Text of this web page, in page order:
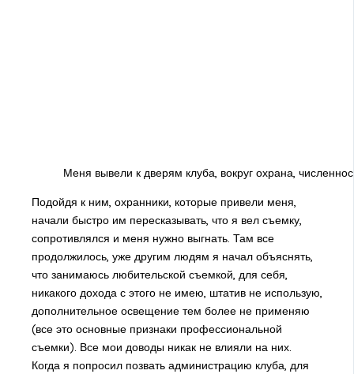
Меня вывели к дверям клуба, вокруг охрана,
Подойдя к ним, охранники, которые привели меня,
начали быстро им пересказывать, что я вел съемку,
сопротивлялся и меня нужно выгнать. Там все
продолжилось, уже другим людям я начал объяснять,
что занимаюсь любительской съемкой, для себя,
никакого дохода с этого не имею, штатив не использую,
дополнительное освещение тем более не применяю
(все это основные признаки профессиональной
съемки). Все мои доводы никак не влияли на них.
Когда я попросил позвать администрацию клуба, для